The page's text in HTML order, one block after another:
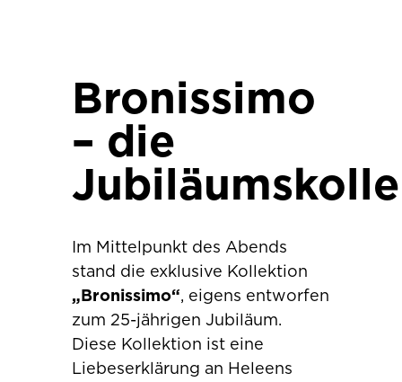
Bronissimo
– die
Im Mittelpunkt des Abends
stand die exklusive Kollektion
„Bronissimo“, eigens entworfen
zum 25-jährigen Jubiläum.
Diese Kollektion ist eine
Liebeserklärung an Heleens